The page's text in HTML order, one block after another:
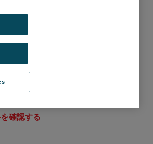
Coating
確認する